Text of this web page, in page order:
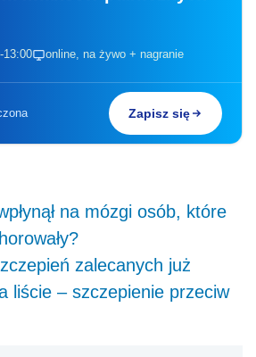
13:00 online, na żywo + nagranie
Zapisz się
na mózgi osób, które
zalecanych już
liście – szczepienie przeciw